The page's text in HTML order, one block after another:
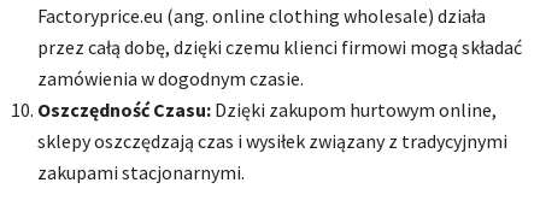
Factoryprice.eu (ang. online clothing wholesale) działa
przez całą dobę, dzięki czemu klienci firmowi mogą składać
zamówienia w dogodnym czasie.
Oszczędność Czasu: Dzięki zakupom hurtowym online,
sklepy oszczędzają czas i wysiłek związany z tradycyjnymi
zakupami stacjonarnymi.